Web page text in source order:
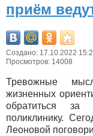
приём
Создано: 17.10.2022
Просмотров: 14008
Тревожные
жизненных
обратиться
поликлинику.
Леоновой